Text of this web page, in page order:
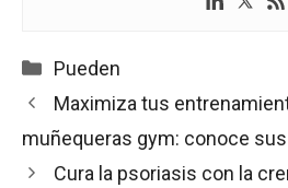
Categorías
Pueden
Maximiza tus
muñequeras gym: conoce
Cura la psoriasis con la